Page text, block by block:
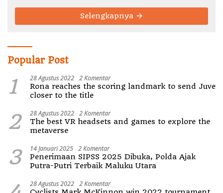
Selengkapnya
Popular Post
1 28 Agustus 2022 2 Komentar
Rona reaches the scoring landmark to send Juve
closer to the title
2 28 Agustus 2022 2 Komentar
The best VR headsets and games to explore the
metaverse
3 14 Januari 2025 2 Komentar
Penerimaan SIPSS 2025 Dibuka, Polda Ajak
Putra-Putri Terbaik Maluku Utara
28 Agustus 2022 2 Komentar